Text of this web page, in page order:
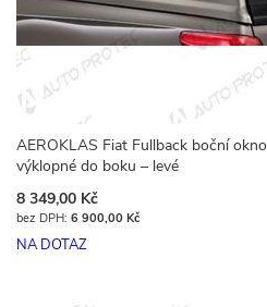
AEROKLAS Fiat Fullback boční okno
výklopné do boku – levé
8 349,00 Kč
6 900,00 Kč
NA DOTAZ